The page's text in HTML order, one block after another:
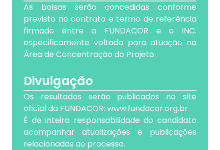
As bolsas serão concedidas conforme
previsto no contrato e termo de referência
firmado entre a FUNDACOR e o INC.
especificamente voltada para atuação na
Área de Concentração do Projeto.
Divulgação
Os resultados serão publicados no site
oficial da FUNDACOR: www.fundacor.org.br
É de inteira responsabilidade do candidato
acompanhar atualizações e publicações
relacionadas ao processo.